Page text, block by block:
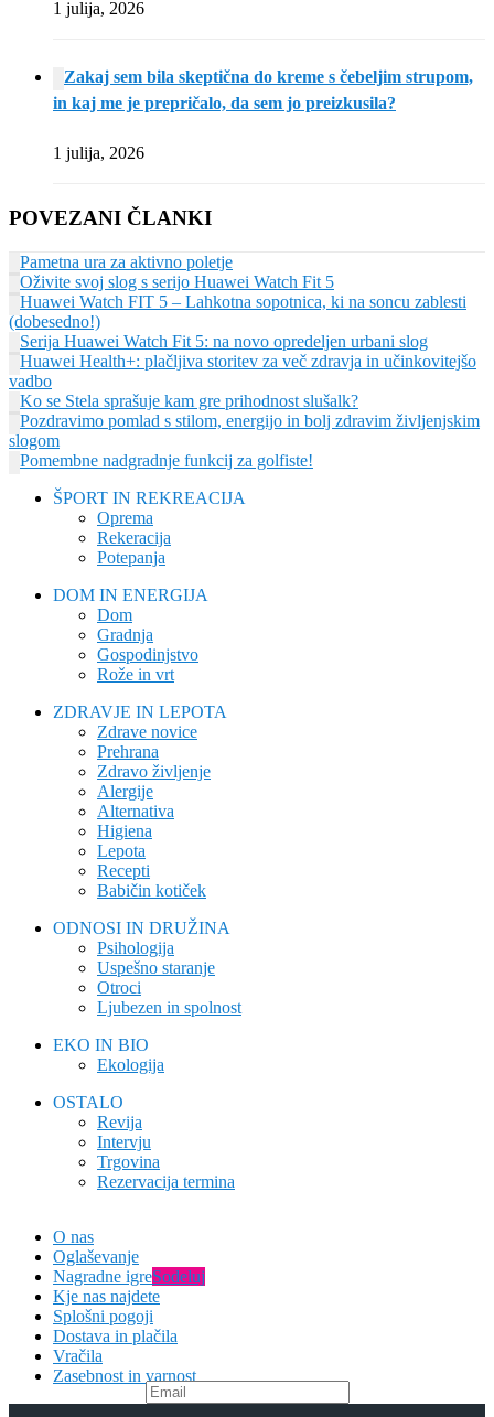
1 julija, 2026
Zakaj sem bila skeptična do kreme s čebeljim strupom,
in kaj me je prepričalo, da sem jo preizkusila?
1 julija, 2026
POVEZANI ČLANKI
Pametna ura za aktivno poletje
Oživite svoj slog s serijo Huawei Watch Fit 5
Huawei Watch FIT 5 – Lahkotna sopotnica, ki na soncu zablesti
(dobesedno!)
Serija Huawei Watch Fit 5: na novo opredeljen urbani slog
Huawei Health+: plačljiva storitev za več zdravja in učinkovitejšo
vadbo
Ko se Stela sprašuje kam gre prihodnost slušalk?
Pozdravimo pomlad s stilom, energijo in bolj zdravim življenjskim
slogom
Pomembne nadgradnje funkcij za golfiste!
ŠPORT IN REKREACIJA
Oprema
Rekeracija
Potepanja
DOM IN ENERGIJA
Dom
Gradnja
Gospodinjstvo
Rože in vrt
ZDRAVJE IN LEPOTA
Zdrave novice
Prehrana
Zdravo življenje
Alergije
Alternativa
Higiena
Lepota
Recepti
Babičin kotiček
ODNOSI IN DRUŽINA
Psihologija
Uspešno staranje
Otroci
Ljubezen in spolnost
EKO IN BIO
Ekologija
OSTALO
Revija
Intervju
Trgovina
Rezervacija termina
O nas
Oglaševanje
Nagradne igreSodeluj
Kje nas najdete
Splošni pogoji
Dostava in plačila
Vračila
Zasebnost in varnost